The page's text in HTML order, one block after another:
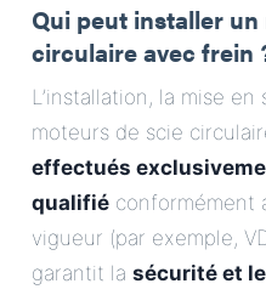
Qui peut installer
circulaire avec frein
L’installation, la mise
moteurs de scie
effectués
qualifié conformément
vigueur (par exemple,
garantit la sécurité et